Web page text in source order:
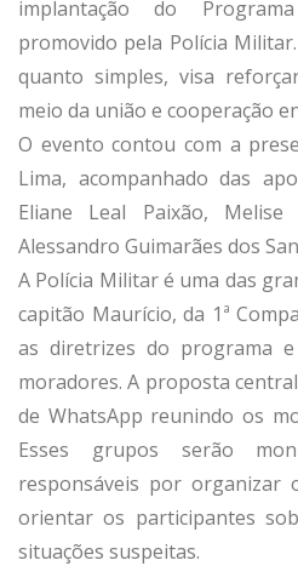
implantação do
promovido pela Polícia
quanto simples, visa
meio da união e cooperação
O evento contou com a
Lima, acompanhado das
Eliane Leal Paixão,
Alessandro Guimarães dos
A Polícia Militar é uma das
capitão Maurício, da 1ª
as diretrizes do programa e
moradores. A proposta
de WhatsApp reunindo os
Esses grupos serão
responsáveis por organizar
orientar os participantes
situações suspeitas.